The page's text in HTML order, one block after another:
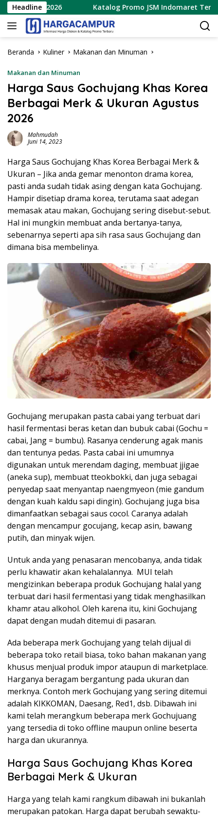
Langsung
ke
konten
Headline
2026 Katalog Promo JSM Indomaret Terbaru 7 –
Beranda Kuliner Makanan dan Minuman
Makanan dan Minuman
Harga Saus Gochujang Khas Korea
Berbagai Merk & Ukuran Agustus
2026
Mahmudah
Juni 14, 2023
Harga Saus Gochujang Khas Korea Berbagai Merk &
Ukuran – Jika anda gemar menonton drama korea,
pasti anda sudah tidak asing dengan kata Gochujang.
Hampir disetiap drama korea, terutama saat adegan
memasak atau makan, Gochujang sering disebut-sebut.
Hal ini mungkin membuat anda bertanya-tanya,
sebenarnya seperti apa sih rasa saus Gochujang dan
dimana bisa membelinya.
Gochujang merupakan pasta cabai yang terbuat dari
hasil fermentasi beras ketan dan bubuk cabai (Gochu =
cabai, Jang = bumbu). Rasanya cenderung agak manis
dan tentunya pedas. Pasta cabai ini umumnya
digunakan untuk merendam daging, membuat jjigae
(aneka sup), membuat tteokbokki, dan juga sebagai
penyedap saat menyantap naengmyeon (mie gandum
dengan kuah kaldu sapi dingin). Gochujang juga bisa
dimanfaatkan sebagai saus cocol. Caranya adalah
dengan mencampur gocujang, kecap asin, bawang
putih, dan minyak wijen.
Untuk anda yang penasaran mencobanya, anda tidak
perlu khawatir akan kehalalannya. MUI telah
mengizinkan beberapa produk Gochujang halal yang
terbuat dari hasil fermentasi yang tidak menghasilkan
khamr atau alkohol. Oleh karena itu, kini Gochujang
dapat dengan mudah ditemui di pasaran.
Ada beberapa merk Gochujang yang telah dijual di
beberapa toko retail biasa, toko bahan makanan yang
khusus menjual produk impor ataupun di marketplace.
Harganya beragam bergantung pada ukuran dan
merknya. Contoh merk Gochujang yang sering ditemui
adalah KIKKOMAN, Daesang, Red1, dsb. Dibawah ini
kami telah merangkum beberapa merk Gochujuang
yang tersedia di toko offline maupun online beserta
harga dan ukurannya.
Harga Saus Gochujang Khas Korea
Berbagai Merk & Ukuran
Harga yang telah kami rangkum dibawah ini bukanlah
merupakan patokan. Harga dapat berubah sewaktu-